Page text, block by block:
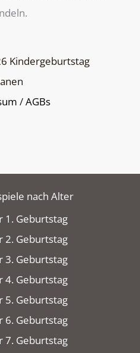
Kindergeburtstag
/AGBs
nach Alter
1. Geburtstag
2. Geburtstag
3. Geburtstag
4. Geburtstag
5. Geburtstag
6. Geburtstag
7. Geburtstag